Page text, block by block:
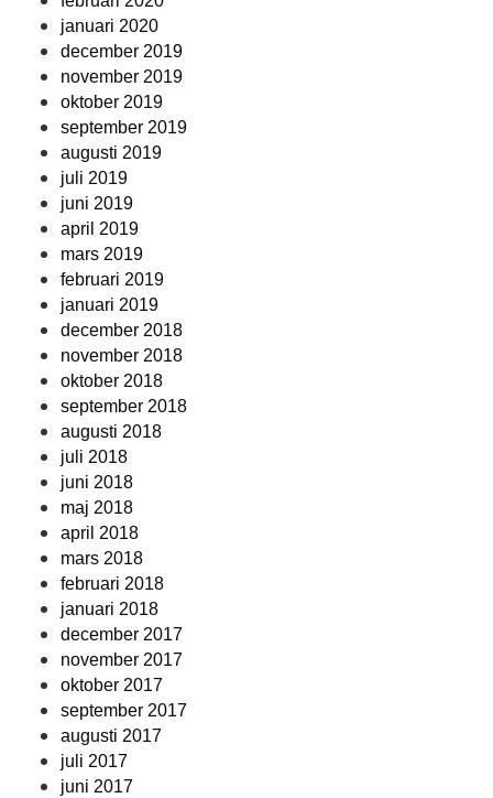
januari 2020
december 2019
november 2019
oktober 2019
september 2019
augusti 2019
juli 2019
juni 2019
april 2019
mars 2019
februari 2019
januari 2019
december 2018
november 2018
oktober 2018
september 2018
augusti 2018
juli 2018
juni 2018
maj 2018
april 2018
mars 2018
februari 2018
januari 2018
december 2017
november 2017
oktober 2017
september 2017
augusti 2017
juli 2017
juni 2017